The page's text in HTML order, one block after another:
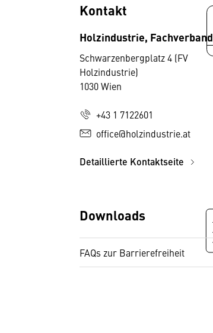
Kontakt
Holzindustrie, Fachverband
Schwarzenbergplatz 4 (FV
Holzindustrie)
1030 Wien
+43 1 7122601
office@holzindustrie.at
Detaillierte Kontaktseite
Downloads
FAQs zur Barrierefreiheit